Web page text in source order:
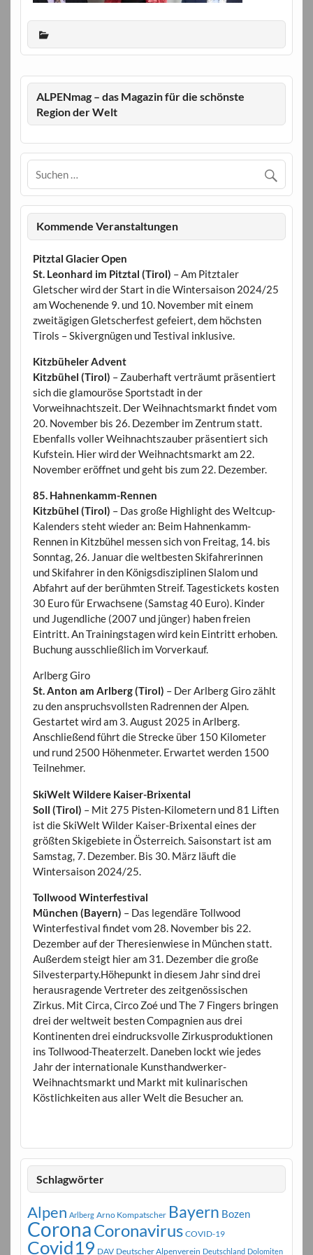
ALPENmag – das Magazin für die schönste
Region der Welt
Kommende Veranstaltungen
Pitztal Glacier Open
St. Leonhard im Pitztal (Tirol) – Am Pitztaler
Gletscher wird der Start in die Wintersaison 2024/25
am Wochenende 9. und 10. November mit einem
zweitägigen Gletscherfest gefeiert, dem höchsten
Tirols – Skivergnügen und Testival inklusive.
Kitzbüheler Advent
Kitzbühel (Tirol) – Zauberhaft verträumt präsentiert
sich die glamouröse Sportstadt in der
Vorweihnachtszeit. Der Weihnachtsmarkt findet vom
20. November bis 26. Dezember im Zentrum statt.
Ebenfalls voller Weihnachtszauber präsentiert sich
Kufstein. Hier wird der Weihnachtsmarkt am 22.
November eröffnet und geht bis zum 22. Dezember.
85. Hahnenkamm-Rennen
Kitzbühel (Tirol) – Das große Highlight des Weltcup-
Kalenders steht wieder an: Beim Hahnenkamm-
Rennen in Kitzbühel messen sich von Freitag, 14. bis
Sonntag, 26. Januar die weltbesten Skifahrerinnen
und Skifahrer in den Königsdisziplinen Slalom und
Abfahrt auf der berühmten Streif. Tagestickets kosten
30 Euro für Erwachsene (Samstag 40 Euro). Kinder
und Jugendliche (2007 und jünger) haben freien
Eintritt. An Trainingstagen wird kein Eintritt erhoben.
Buchung ausschließlich im Vorverkauf.
Arlberg Giro
St. Anton am Arlberg (Tirol) – Der Arlberg Giro zählt
zu den anspruchsvollsten Radrennen der Alpen.
Gestartet wird am 3. August 2025 in Arlberg.
Anschließend führt die Strecke über 150 Kilometer
und rund 2500 Höhenmeter. Erwartet werden 1500
Teilnehmer.
SkiWelt Wildere Kaiser-Brixental
Soll (Tirol) – Mit 275 Pisten-Kilometern und 81 Liften
ist die SkiWelt Wilder Kaiser-Brixental eines der
größten Skigebiete in Österreich. Saisonstart ist am
Samstag, 7. Dezember. Bis 30. März läuft die
Wintersaison 2024/25.
Tollwood Winterfestival
München (Bayern) – Das legendäre Tollwood
Winterfestival findet vom 28. November bis 22.
Dezember auf der Theresienwiese in München statt.
Außerdem steigt hier am 31. Dezember die große
Silvesterparty.Höhepunkt in diesem Jahr sind drei
herausragende Vertreter des zeitgenössischen
Zirkus. Mit Circa, Circo Zoé und The 7 Fingers bringen
drei der weltweit besten Compagnien aus drei
Kontinenten drei eindrucksvolle Zirkusproduktionen
ins Tollwood-Theaterzelt. Daneben lockt wie jedes
Jahr der internationale Kunsthandwerker-
Weihnachtsmarkt und Markt mit kulinarischen
Köstlichkeiten aus aller Welt die Besucher an.
Schlagwörter
Alpen Arlberg Arno Kompatscher Bayern Bozen
CoronaCoronavirus COVID-19
Covid19 DAV Deutscher Alpenverein Deutschland Dolomiten